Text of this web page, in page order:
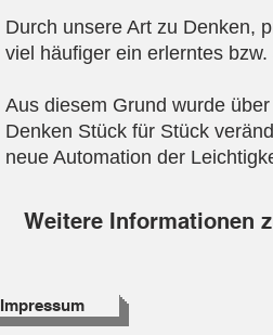
Durch unsere Art zu Denken,
viel häufiger ein erlerntes
Aus diesem Grund wurde
Denken Stück für Stück
neue Automation der
Weitere Informationen
Impressum